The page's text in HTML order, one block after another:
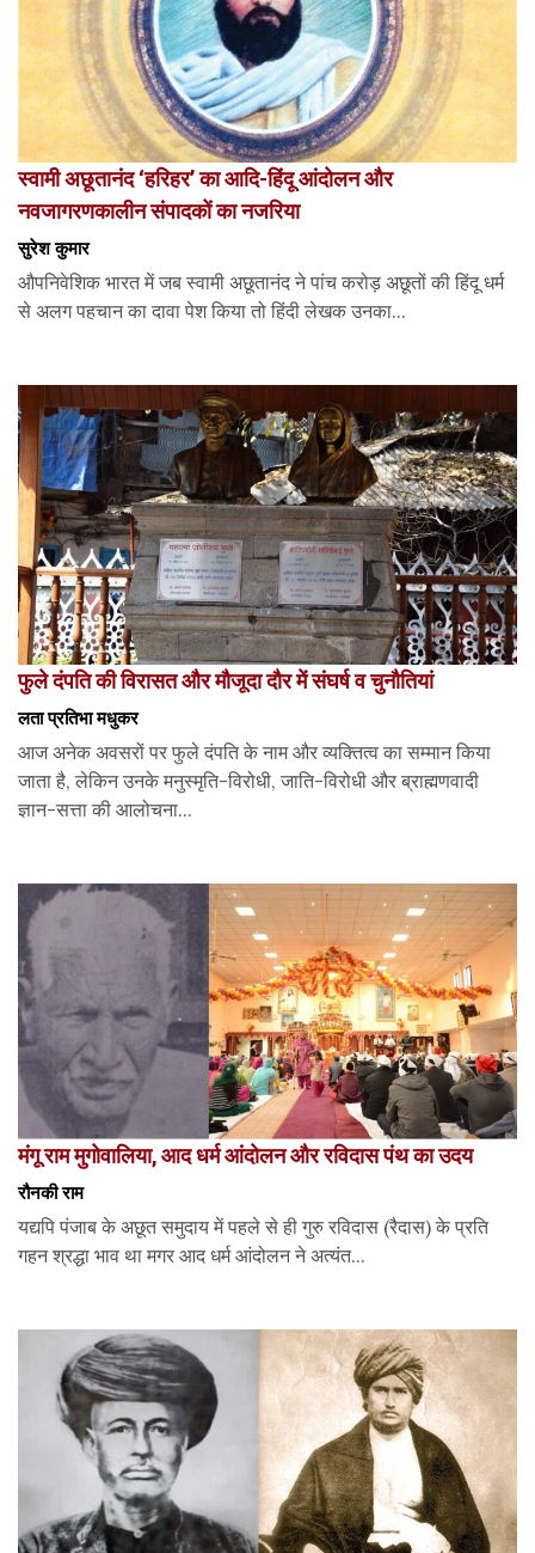
स्वामी अछूतानंद ‘हरिहर’ का आदि-हिंदू आंदोलन और
नवजागरणकालीन संपादकों का नजरिया
सुरेश कुमार
औपनिवेशिक भारत में जब स्वामी अछूतानंद ने पांच करोड़ अछूतों की हिंदू धर्म
से अलग पहचान का दावा पेश किया तो हिंदी लेखक उनका...
फुले दंपति की विरासत और मौजूदा दौर में संघर्ष व चुनौतियां
लता प्रतिभा मधुकर
आज अनेक अवसरों पर फुले दंपति के नाम और व्यक्तित्व का सम्मान किया
जाता है, लेकिन उनके मनुस्मृति-विरोधी, जाति-विरोधी और ब्राह्मणवादी
ज्ञान-सत्ता की आलोचना...
मंगू राम मुगोवालिया, आद धर्म आंदोलन और रविदास पंथ का उदय
रौनकी राम
यद्यपि पंजाब के अछूत समुदाय में पहले से ही गुरु रविदास (रैदास) के प्रति
गहन श्रद्धा भाव था मगर आद धर्म आंदोलन ने अत्यंत...